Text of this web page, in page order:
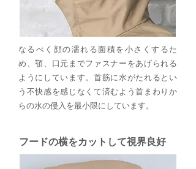
なるべく顔の濡れる面積を小さくするた
め、顎、口元までファスナーをあげられる
ようにしています。首筋に水がたれるとい
う不快感を感じなくて済むよう首まわりか
らの水の侵入を最小限にしています。
フードの横をカットして視界良好